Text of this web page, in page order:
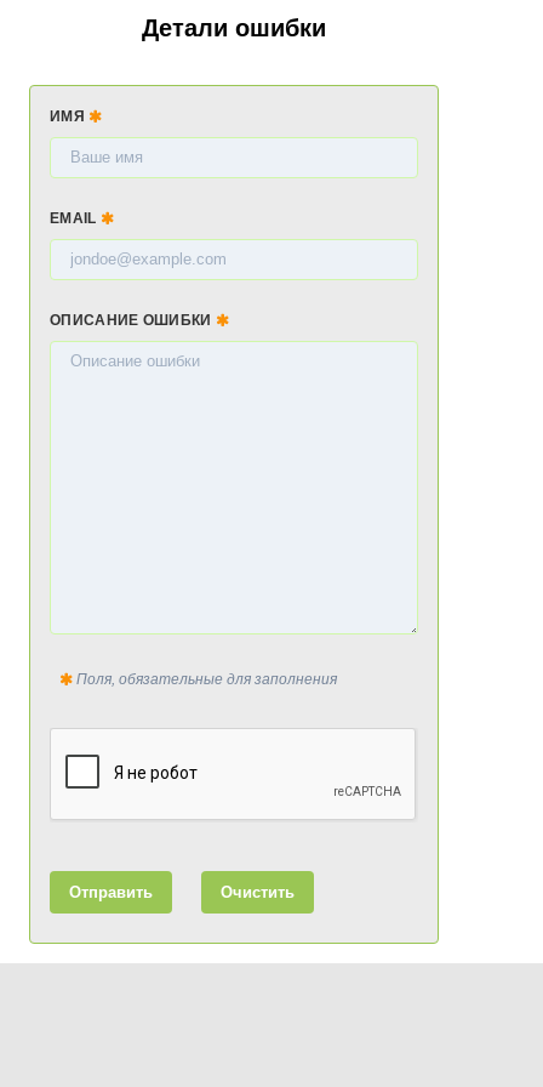
Детали ошибки
ИМЯ
EMAIL
ОПИСАНИЕ ОШИБКИ
Поля, обязательные для заполнения
Отправить Очистить